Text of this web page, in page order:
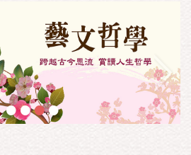
••••